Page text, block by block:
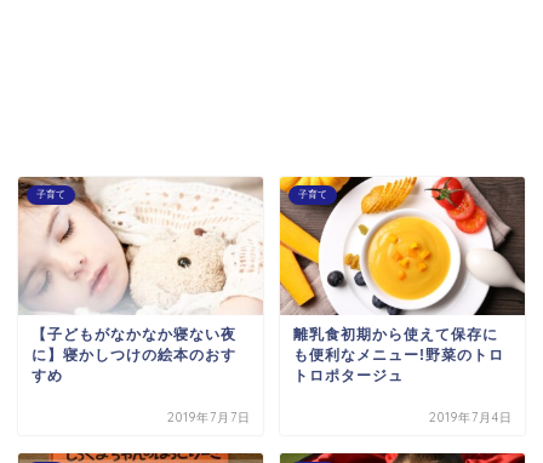
子育て
【子どもがなかなか寝ない夜
に】寝かしつけの絵本のおす
すめ
2019年7月7日
子育て
離乳食初期から使えて保存に
も便利なメニュー!野菜のトロ
トロポタージュ
2019年7月4日